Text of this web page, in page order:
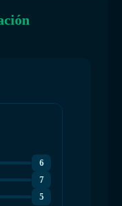
6
7
5